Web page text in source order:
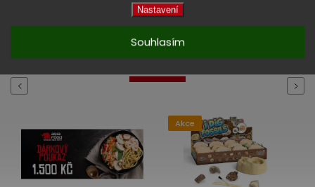
Nastavení
Souhlasím
Související produkty:
Previous
Akce
Next